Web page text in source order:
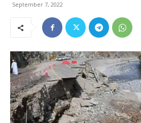
September 7, 2022